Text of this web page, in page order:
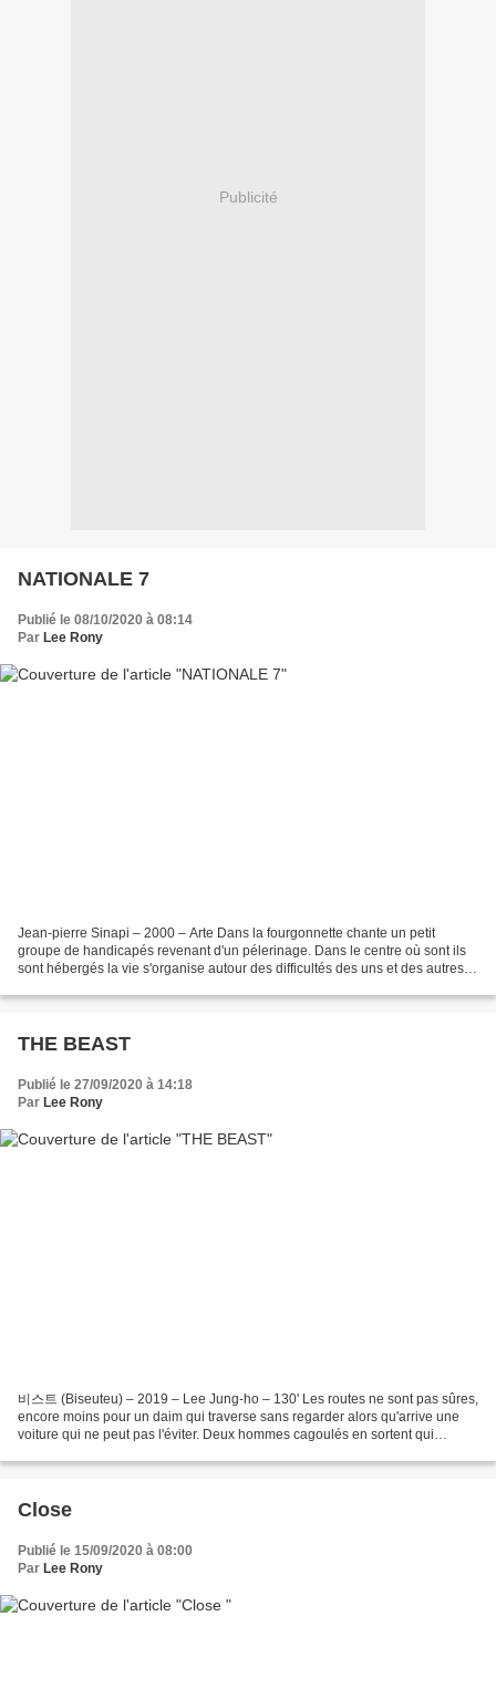
Publicité
NATIONALE 7
Publié le 08/10/2020 à 08:14
Par Lee Rony
Jean-pierre Sinapi – 2000 – Arte Dans la fourgonnette chante un petit
groupe de handicapés revenant d'un pélerinage. Dans le centre où sont ils
sont hébergés la vie s'organise autour des difficultés des uns et des autres,
THE BEAST
Publié le 27/09/2020 à 14:18
Par Lee Rony
비스트 (Biseuteu) – 2019 – Lee Jung-ho – 130' Les routes ne sont pas sûres,
encore moins pour un daim qui traverse sans regarder alors qu'arrive une
voiture qui ne peut pas l'éviter. Deux hommes cagoulés en sortent qui
Close
Publié le 15/09/2020 à 08:00
Par Lee Rony